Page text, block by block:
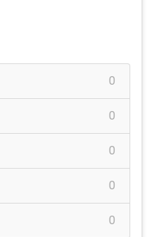
0
0
0
0
0